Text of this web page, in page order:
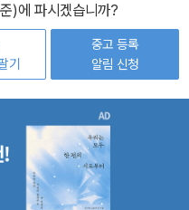
)에 파시겠습니까?
기
중고 등록
알림 신청